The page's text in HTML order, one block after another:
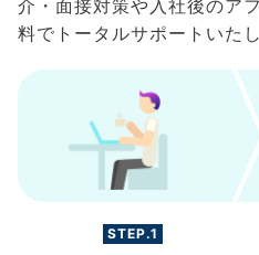
介・面接対策や入社後のア
料でトータルサポートいたし
STEP.1